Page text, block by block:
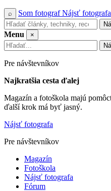
⌕ Som fotografNájsť fotografa
Menu
×
Pre návštevníkov
Najkratšia cesta ďalej
Magazín a fotoškola majú
ďalší krok má byť jasný.
Nájsť fotografa
Pre návštevníkov
Magazín
Fotoškola
Nájsť fotografa
Fórum